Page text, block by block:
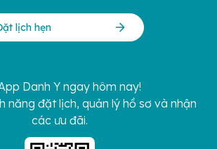
lịch hẹn
Danh Y ngay hôm nay!
năng đặt lịch, quản lý hồ sơ và nhận
các ưu đãi.